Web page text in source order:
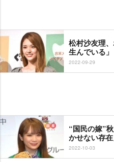
松村沙友理
生んでいる
2022-09-29
“国民の嫁”
かせない存
2022-10-03